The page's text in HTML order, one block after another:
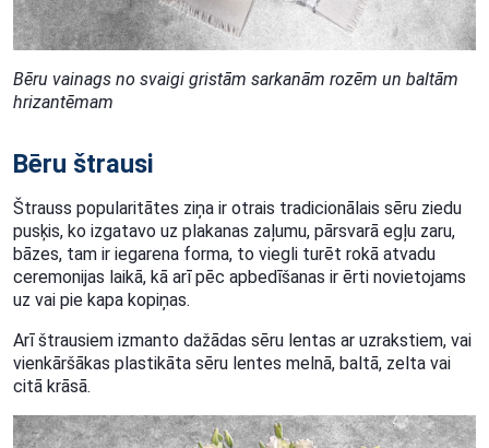
Bēru vainags no svaigi gristām sarkanām rozēm un baltām
hrizantēmam
Bēru štrausi
Štrauss popularitātes ziņa ir otrais tradicionālais sēru ziedu
pusķis, ko izgatavo uz plakanas zaļumu, pārsvarā egļu zaru,
bāzes, tam ir iegarena forma, to viegli turēt rokā atvadu
ceremonijas laikā, kā arī pēc apbedīšanas ir ērti novietojams
uz vai pie kapa kopiņas.
Arī štrausiem izmanto dažādas sēru lentas ar uzrakstiem, vai
vienkāršākas plastikāta sēru lentes melnā, baltā, zelta vai
citā krāsā.